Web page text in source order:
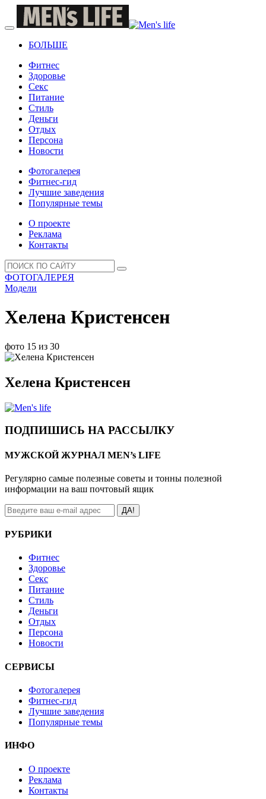
БОЛЬШЕ
Фитнес
Здоровье
Секс
Питание
Стиль
Деньги
Отдых
Персона
Новости
Фотогалерея
Фитнес-гид
Лучшие заведения
Популярные темы
О проекте
Реклама
Контакты
ФОТОГАЛЕРЕЯ
Модели
Хелена Кристенсен
фото 15 из 30
Хелена Кристенсен
ПОДПИШИСЬ НА РАССЫЛКУ
МУЖСКОЙ ЖУРНАЛ MEN’s LIFE
Регулярно самые полезные советы и тонны полезной
информации на ваш почтовый ящик
ДА!
РУБРИКИ
Фитнес
Здоровье
Секс
Питание
Стиль
Деньги
Отдых
Персона
Новости
СЕРВИСЫ
Фотогалерея
Фитнес-гид
Лучшие заведения
Популярные темы
ИНФО
О проекте
Реклама
Контакты